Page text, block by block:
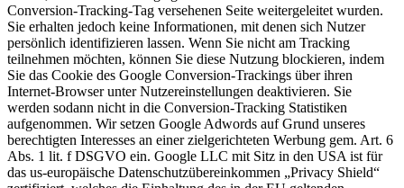
Conversion-Tracking-Tag versehenen Seite weitergeleitet wurden.
Sie erhalten jedoch keine Informationen, mit denen sich Nutzer
persönlich identifizieren lassen. Wenn Sie nicht am Tracking
teilnehmen möchten, können Sie diese Nutzung blockieren, indem
Sie das Cookie des Google Conversion-Trackings über ihren
Internet-Browser unter Nutzereinstellungen deaktivieren. Sie
werden sodann nicht in die Conversion-Tracking Statistiken
aufgenommen. Wir setzen Google Adwords auf Grund unseres
berechtigten Interesses an einer zielgerichteten Werbung gem. Art. 6
Abs. 1 lit. f DSGVO ein. Google LLC mit Sitz in den USA ist für
das us-europäische Datenschutzübereinkommen „Privacy Shield“